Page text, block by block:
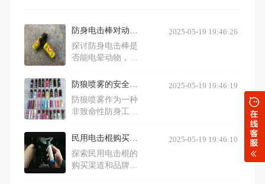
防身电击棒对动物的影响及使用指南
探讨防身电击棒是
否能电晕动物，包
理、使用时的注意
事项以及法律相关
规定。
2025-05-19 19:46:26
防狼喷雾的安全性解析：副作用与正确使用方法
防狼喷雾作为一种
非致命性防身工
高浓度辣椒素，对
人体无永久性伤
害。正确使用可有
效防身，且无副作
2025-05-19 19:46:19
民用电击棍购买指南：品牌推荐与安全使用须知
探索民用电击棍的
购买渠道和品牌推
2025-05-19 19:46:10